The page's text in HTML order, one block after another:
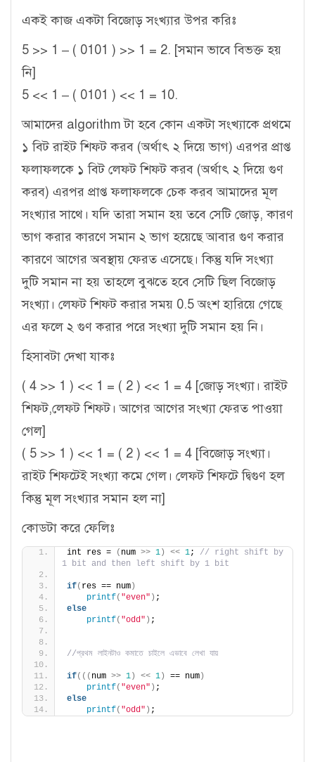
একই কাজ একটা বিজোড় সংখ্যার উপর করিঃ
5 >> 1 – ( 0101 ) >> 1 = 2. [সমান ভাবে বিভক্ত হয়
নি]
5 << 1 – ( 0101 ) << 1 = 10.
আমাদের algorithm টা হবে কোন একটা সংখ্যাকে প্রথমে
১ বিট রাইট শিফট করব (অর্থাৎ ২ দিয়ে ভাগ) এরপর প্রাপ্ত
ফলাফলকে ১ বিট লেফট শিফট করব (অর্থাৎ ২ দিয়ে গুণ
করব) এরপর প্রাপ্ত ফলাফলকে চেক করব আমাদের মূল
সংখ্যার সাথে। যদি তারা সমান হয় তবে সেটি জোড়, কারণ
ভাগ করার কারণে সমান ২ ভাগ হয়েছে আবার গুণ করার
কারণে আগের অবস্থায় ফেরত এসেছে। কিন্তু যদি সংখ্যা
দুটি সমান না হয় তাহলে বুঝতে হবে সেটি ছিল বিজোড়
সংখ্যা। লেফট শিফট করার সময় 0.5 অংশ হারিয়ে গেছে
এর ফলে ২ গুণ করার পরে সংখ্যা দুটি সমান হয় নি।
হিসাবটা দেখা যাকঃ
( 4 >> 1 ) << 1 = ( 2 ) << 1 = 4 [জোড় সংখ্যা। রাইট
শিফট,লেফট শিফট। আগের আগের সংখ্যা ফেরত পাওয়া
গেল]
( 5 >> 1 ) << 1 = ( 2 ) << 1 = 4 [বিজোড় সংখ্যা।
রাইট শিফটেই সংখ্যা কমে গেল। লেফট শিফটে দ্বিগুণ হল
কিন্তু মূল সংখ্যার সমান হল না]
কোডটা করে ফেলিঃ
int res = ( num >> 1 ) << 1; // right shift by
1 bit and then left shift by 1 bit
if( res == num )
printf( "even" ) ;
else
printf( "odd" ) ;
//প্রথম লাইনটাও কমাতে চাইলে এভাবে লেখা যায়
if((( num >> 1 ) << 1 ) == num )
printf( "even" ) ;
else
printf( "odd" ) ;